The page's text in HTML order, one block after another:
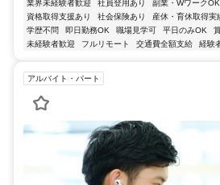
業界未経験者歓迎 社員登用あり 副業・WワークOK
資格取得支援あり
社会保険あり 産休・育休取得実
学歴不問
即日勤務OK 職場見学可 平日のみOK
未経験者歓迎
フルリモート 交通費全額支給 経験
アルバイト・パート